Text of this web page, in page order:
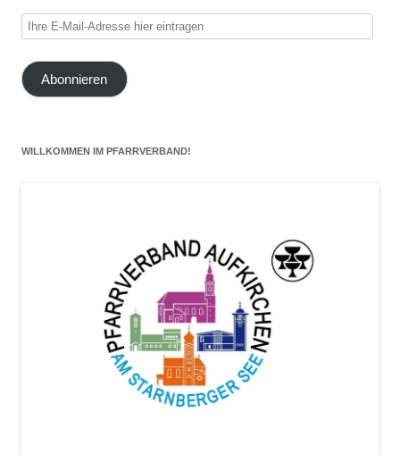
Ihre
Mail-
Adresse
Abonnieren
WILLKOMMEN IM PFARRVERBAND!